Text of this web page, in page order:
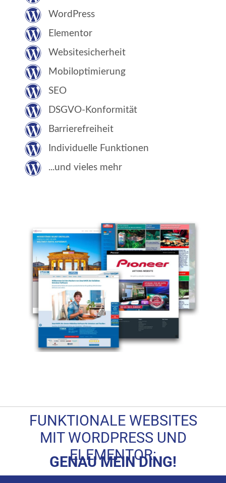
WordPress
Elementor
Websitesicherheit
Mobiloptimierung
SEO
DSGVO-Konformität
Barrierefreiheit
Individuelle Funktionen
...und vieles mehr
FUNKTIONALE WEBSITES
MIT WORDPRESS UND
ELEMENTOR:
GENAU MEIN DING!